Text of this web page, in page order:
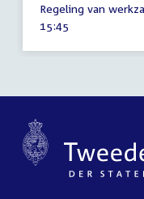
maart
2026
Regeling van
Tijd
15:45